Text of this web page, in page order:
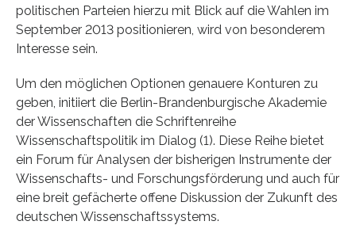
politischen Parteien hierzu mit Blick auf die Wahlen im
September 2013 positionieren, wird von besonderem
Interesse sein.
Um den möglichen Optionen genauere Konturen zu
geben, initiiert die Berlin-Brandenburgische Akademie
der Wissenschaften die Schriftenreihe
Wissenschaftspolitik im Dialog (1). Diese Reihe bietet
ein Forum für Analysen der bisherigen Instrumente der
Wissenschafts- und Forschungsförderung und auch für
eine breit gefächerte offene Diskussion der Zukunft des
deutschen Wissenschaftssystems.